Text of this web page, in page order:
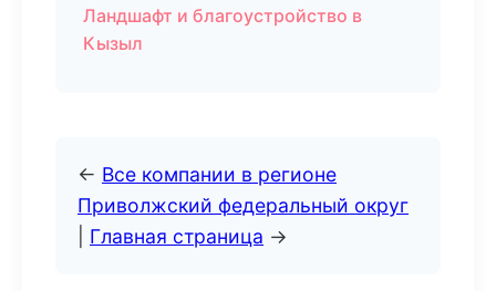
Ландшафт и благоустройство в
Кызыл
← Все компании в регионе
Приволжский федеральный округ
Главная страница →